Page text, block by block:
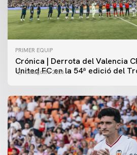
PRIMER EQUIP
Crónica | Derrota del Valencia
United FC en la 54ª edició del
08 agosto 2026